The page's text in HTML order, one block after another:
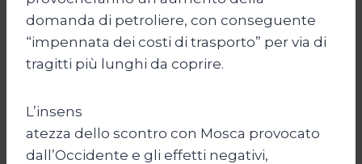
domanda di petroliere, con conseguente
“impennata dei costi di trasporto” per via di
tragitti più lunghi da coprire.
L’insens
atezza dello scontro con Mosca provocato
dall’Occidente e gli effetti negativi,